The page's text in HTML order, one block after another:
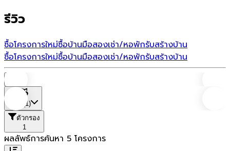
รีวิว
ซื้อโครงการใหม่ซื้อบ้านมือสองเช่า/หอพักรับสร้างบ้าน
ซื้อโครงการใหม่ซื้อบ้านมือสองเช่า/หอพักรับสร้างบ้าน
(1)
ตัวกรอง
1
ผลลัพธ์การค้นหา 5 โครงการ